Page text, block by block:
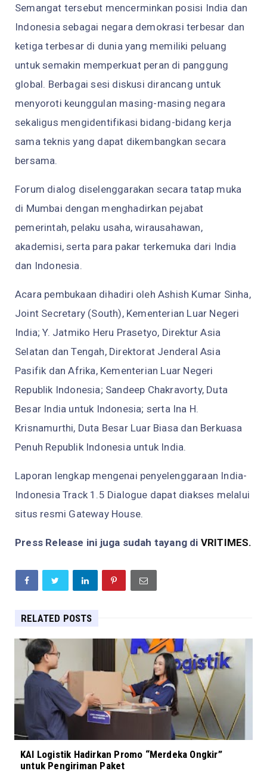
Semangat tersebut mencerminkan posisi India dan
Indonesia sebagai negara demokrasi terbesar dan
ketiga terbesar di dunia yang memiliki peluang
untuk semakin memperkuat peran di panggung
global. Berbagai sesi diskusi dirancang untuk
menyoroti keunggulan masing-masing negara
sekaligus mengidentifikasi bidang-bidang kerja
sama teknis yang dapat dikembangkan secara
bersama.
Forum dialog diselenggarakan secara tatap muka
di Mumbai dengan menghadirkan pejabat
pemerintah, pelaku usaha, wirausahawan,
akademisi, serta para pakar terkemuka dari India
dan Indonesia.
Acara pembukaan dihadiri oleh Ashish Kumar Sinha,
Joint Secretary (South), Kementerian Luar Negeri
India; Y. Jatmiko Heru Prasetyo, Direktur Asia
Selatan dan Tengah, Direktorat Jenderal Asia
Pasifik dan Afrika, Kementerian Luar Negeri
Republik Indonesia; Sandeep Chakravorty, Duta
Besar India untuk Indonesia; serta Ina H.
Krisnamurthi, Duta Besar Luar Biasa dan Berkuasa
Penuh Republik Indonesia untuk India.
Laporan lengkap mengenai penyelenggaraan India-
Indonesia Track 1.5 Dialogue dapat diakses melalui
situs resmi Gateway House.
Press Release ini juga sudah tayang di VRITIMES.
RELATED POSTS
KAI Logistik Hadirkan Promo “Merdeka Ongkir”
untuk Pengiriman Paket